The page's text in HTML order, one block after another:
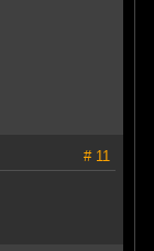
# 11